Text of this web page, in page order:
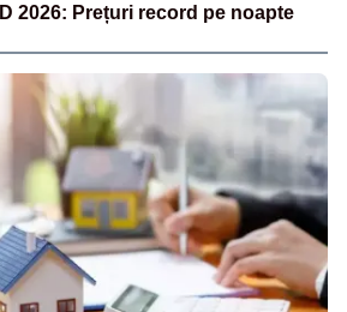
2026: Prețuri record pe noapte